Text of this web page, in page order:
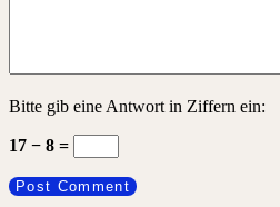
Bitte gib eine Antwort in Ziffern ein:
17 − 8 =